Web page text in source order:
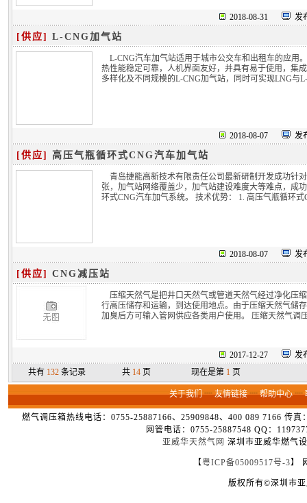
2018-08-31 发
[供应] L-CNG加气站
L-CNG汽车加气站适用于城市公交车和出租车的应用
热性能稳定可靠，人机界面友好，并具有易于使用，集
多样化及不同规模的L-CNG加气站，同时可实现LNG与
2018-08-07 发
[供应] 高压气瓶循环式CNG汽车加气站
青岛捷能高新技术有限责任公司最新研制开发成功针
张，加气站网络覆盖少，加气站建设难度大等难点，成
环式CNG汽车加气系统。 技术优势： 1. 高压气瓶循环
2018-08-07 发
[供应] CNG减压站
压缩天然气是把井口天然气或管道天然气经过净化压
行高压储存和运输，到达使用地点。由于压缩天然气储
加臭后方可输入管网供应各类用户使用。 压缩天然气
2017-12-27
发
共有 132条记录 共 14 页 现在是第 1 页
关于我们┈友情链接┈帮助中心┈
燃气调压箱热线电话：0755-25887166、25909848、400 089 7166 传
网管电话：0755-25887548 QQ：
亚威华天然气网 深圳市亚威华燃气
【粤ICP备05009517号-3】
版权所有©深圳市